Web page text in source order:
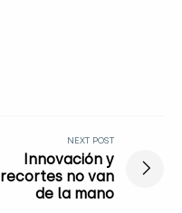
NEXT POST
Innovación y
recortes no van
de la mano